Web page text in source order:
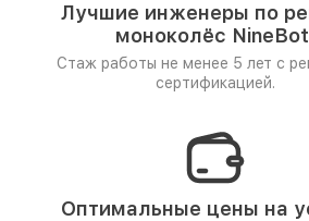
Лучшие инженеры по
моноколёс
Стаж работы не менее 5 лет с
сертификацией.
Оптимальные цены на